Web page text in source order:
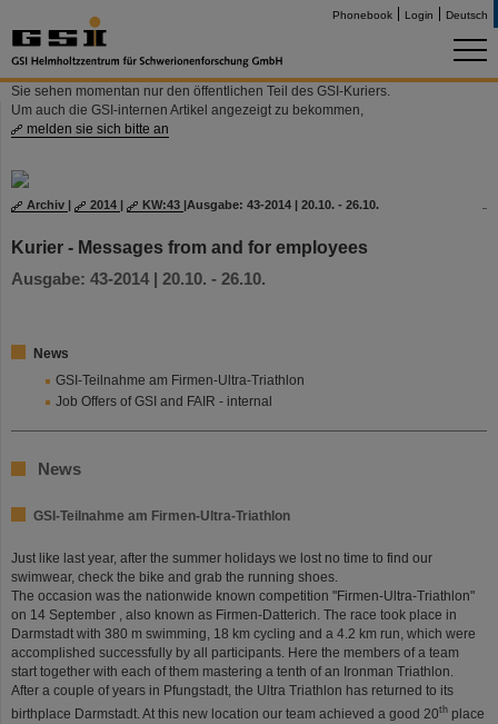
Phonebook Login Deutsch
Sie sehen momentan nur den öffentlichen Teil des GSI-Kuriers.
Um auch die GSI-internen Artikel angezeigt zu bekommen,
melden sie sich bitte an
Archiv | 2014 | KW:43 |Ausgabe: 43-2014 | 20.10. - 26.10.
Kurier - Messages from and for employees
Ausgabe: 43-2014 | 20.10. - 26.10.
News
GSI-Teilnahme am Firmen-Ultra-Triathlon
Job Offers of GSI and FAIR - internal
News
GSI-Teilnahme am Firmen-Ultra-Triathlon
Just like last year, after the summer holidays we lost no time to find our
swimwear, check the bike and grab the running shoes.
The occasion was the nationwide known competition "Firmen-Ultra-Triathlon"
on 14 September , also known as Firmen-Datterich. The race took place in
Darmstadt with 380 m swimming, 18 km cycling and a 4.2 km run, which were
accomplished successfully by all participants. Here the members of a team
start together with each of them mastering a tenth of an Ironman Triathlon.
After a couple of years in Pfungstadt, the Ultra Triathlon has returned to its
birthplace Darmstadt. At this new location our team achieved a good 20th place